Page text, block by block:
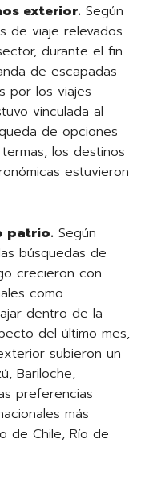
exterior. Según
de viaje relevados
durante el fin
de escapadas
por los viajes
vinculada al
de opciones
los destinos
estuvieron
patrio. Según
búsquedas de
crecieron con
como
dentro de la
del último mes,
subieron un
Bariloche,
preferencias
más
de Chile, Río de